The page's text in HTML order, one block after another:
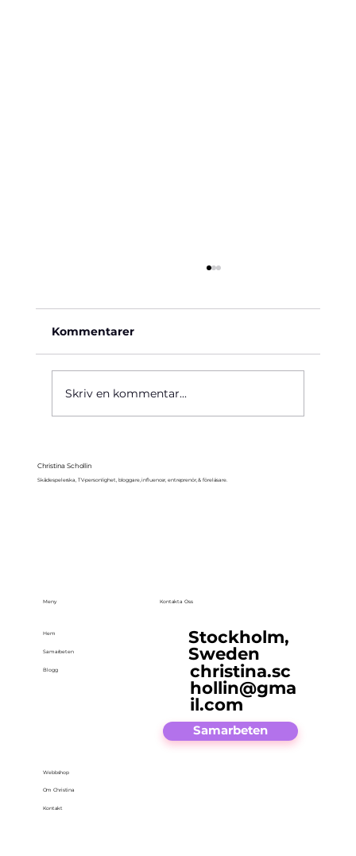
Kommentarer
Skriv en kommentar...
Christina Schollin
Skådespelerska, TV-personlighet, bloggare, influencer, entreprenör, & föreläsare.
Meny
Hem
Samarbeten
Blogg
Webbshop
Om Christina
Kontakt
Kontakta Oss
Stockholm,
Sweden
christina.sc
hollin@gma
il.com
Samarbeten